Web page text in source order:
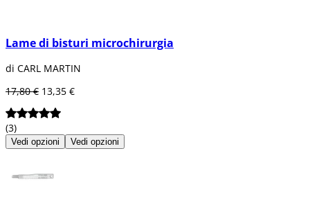
Lame di bisturi microchirurgia
di CARL MARTIN
17,80 € 13,35 €
(3)
Vedi opzioni Vedi opzioni